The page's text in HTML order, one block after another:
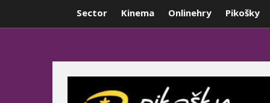
Sector Kinema Onlinehry Pikošky